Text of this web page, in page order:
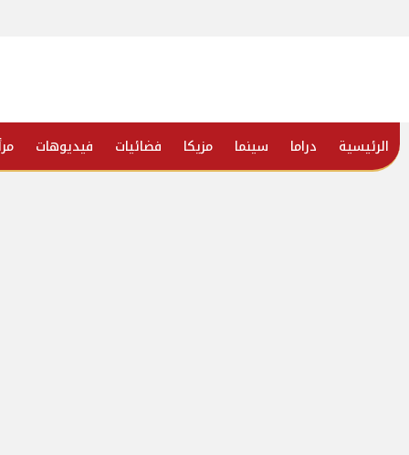
الرئيسية دراما سينما مزيكا فضائيات فيديوهات